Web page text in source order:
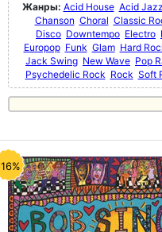
Жанры: Acid House Acid Jazz
Chanson Choral Classic
Disco Downtempo Electro
Europop Funk Glam Hard
Jack Swing New Wave Pop
Psychedelic Rock Rock Soft